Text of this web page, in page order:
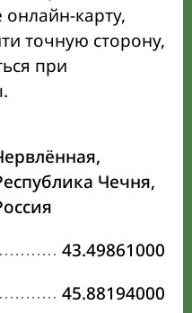
онлайн-карту,
точную сторону,
при
Чечня,
43.49861000
45.88194000